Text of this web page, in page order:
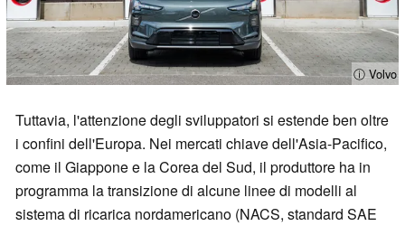
ⓘ Volvo
Tuttavia, l'attenzione degli sviluppatori si estende ben oltre
i confini dell'Europa. Nei mercati chiave dell'Asia-Pacifico,
come il Giappone e la Corea del Sud, il produttore ha in
programma la transizione di alcune linee di modelli al
sistema di ricarica nordamericano (NACS, standard SAE